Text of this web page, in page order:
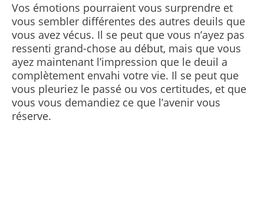
Vos émotions pourraient vous surprendre et
vous sembler différentes des autres deuils que
vous avez vécus. Il se peut que vous n’ayez pas
ressenti grand-chose au début, mais que vous
ayez maintenant l’impression que le deuil a
complètement envahi votre vie. Il se peut que
vous pleuriez le passé ou vos certitudes, et que
vous vous demandiez ce que l’avenir vous
réserve.